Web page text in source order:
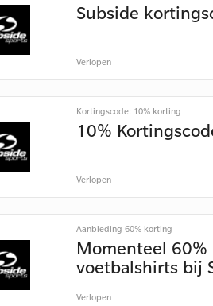
Subside
Verlopen
Kortingscode: 10% korting
10%
Verlopen
Aanbieding 60% korting
Momenteel
voetbalshirts bij
Verlopen